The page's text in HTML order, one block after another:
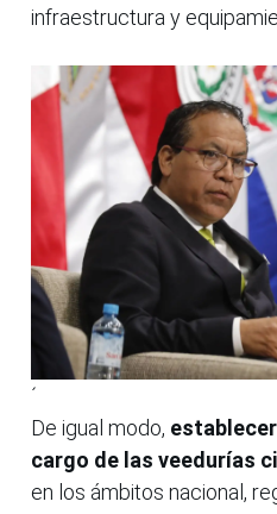
infraestructura y
´
De igual modo,
cargo de las veedurías
en los ámbitos nacional,